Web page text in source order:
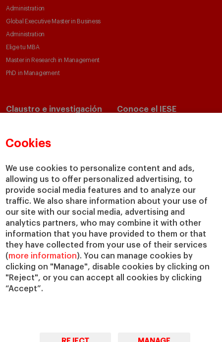
Cookies
We use cookies to personalize content and ads,
allowing us to offer personalized advertising, to
provide social media features and to analyze our
traffic. We also share information about your use of
our site with our social media, advertising and
analytics partners, who may combine it with other
information that you have provided to them or that
they have collected from your use of their services
(more information). You can manage cookies by
clicking on "Manage", disable cookies by clicking on
"Reject", or you can accept all cookies by clicking
“Accept”.
Administration
Global Executive Master in Business
Administration
Elige tu MBA
Master in Research in Management
PhD in Management
Claustro e investigación
Departamentos académicos
Cátedras
IESE Insight
IESE Publishing
Conoce el IESE
Nuestro impacto
Colabora con el IESE
Servicios
Biblioteca
Canal de Compliance
Capellanía
IESE Shop
Jobs @IESE
Préstamos y becas